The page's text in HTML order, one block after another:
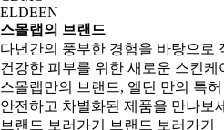
ELDEEN
스몰랩의 브랜드
다년간의 풍부한 경험을 바탕으로
건강한 피부를 위한 새로운 스킨
스몰랩만의 브랜드, 엘딘 만의 특
안전하고 차별화된 제품을 만나보
브랜드 보러가기
브랜드 보러가기